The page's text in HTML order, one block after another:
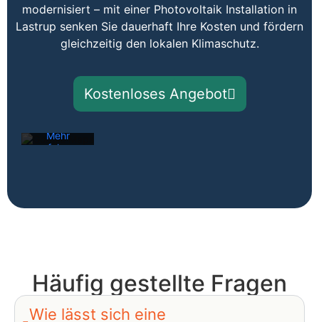
modernisiert – mit einer Photovoltaik Installation in
Lastrup senken Sie dauerhaft Ihre Kosten und fördern
gleichzeitig den lokalen Klimaschutz.
Kostenloses Angebot
Mit dem
Laden der
akzeptieren
Datenschutzerklärung
Mehr
erfahren
Häufig gestellte Fragen
Wie lässt sich eine